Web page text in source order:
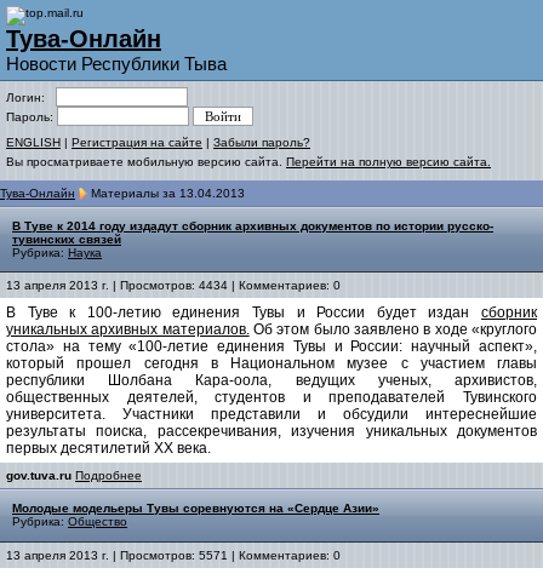
Тува-Онлайн
Новости Республики Тыва
Логин:
Пароль:
ENGLISH | Регистрация на сайте | Забыли пароль?
Вы просматриваете мобильную версию сайта. Перейти на полную версию сайта.
Тува-Онлайн Материалы за 13.04.2013
В Туве к 2014 году издадут сборник архивных документов по истории русско-
тувинских связей
Рубрика: Наука
13 апреля 2013 г. | Просмотров: 4434 | Комментариев: 0
В Туве к 100-летию единения Тувы и России будет издан сборник
уникальных архивных материалов.Об этом было заявлено в ходе «круглого
стола» на тему «100-летие единения Тувы и России: научный аспект»,
который прошел сегодня в Национальном музее с участием главы
республики Шолбана Кара-оола, ведущих ученых, архивистов,
общественных деятелей, студентов и преподавателей Тувинского
университета. Участники представили и обсудили интереснейшие
результаты поиска, рассекречивания, изучения уникальных документов
первых десятилетий XX века.
gov.tuva.ru Подробнее
Молодые модельеры Тувы соревнуются на «Сердце Азии»
Рубрика: Общество
13 апреля 2013 г. | Просмотров: 5571 | Комментариев: 0